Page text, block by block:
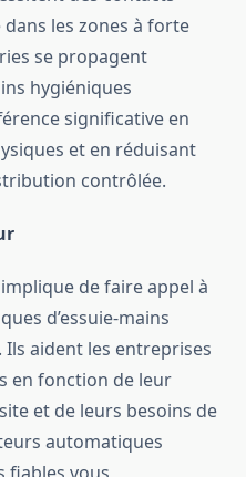
dans les zones à forte
se propagent
hygiéniques
significative en
et en réduisant
contrôlée.
de faire appel à
d’essuie-mains
aident les entreprises
en fonction de leur
et de leurs besoins de
automatiques